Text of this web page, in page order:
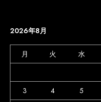
2026年8月
月 火 水
3
4 5